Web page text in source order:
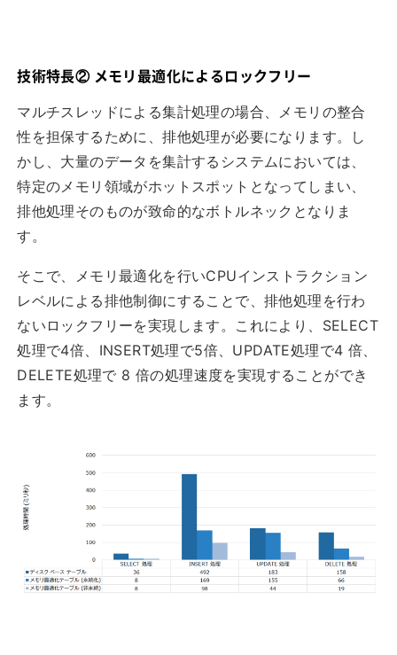
技術特長② メモリ最適化によるロックフリー
マルチスレッドによる集計処理の場合、メモリの整合
性を担保するために、排他処理が必要になります。し
かし、大量のデータを集計するシステムにおいては、
特定のメモリ領域がホットスポットとなってしまい、
排他処理そのものが致命的なボトルネックとなりま
す。
そこで、メモリ最適化を行いCPUインストラクション
レベルによる排他制御にすることで、排他処理を行わ
ないロックフリーを実現します。これにより、SELECT
処理で4倍、INSERT処理で5倍、UPDATE処理で4 倍、
DELETE処理で 8 倍の処理速度を実現することができ
ます。